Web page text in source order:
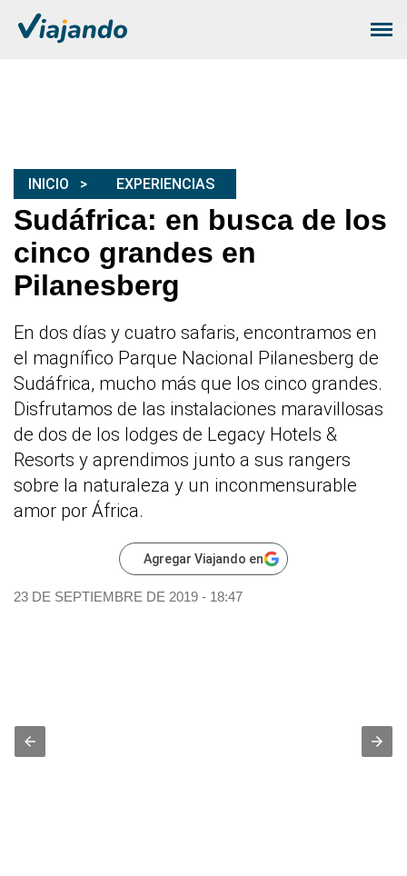
INICIO EXPERIENCIAS
Sudáfrica: en busca de los
cinco grandes en
Pilanesberg
En dos días y cuatro safaris, encontramos en
el magnífico Parque Nacional Pilanesberg de
Sudáfrica, mucho más que los cinco grandes.
Disfrutamos de las instalaciones maravillosas
de dos de los lodges de Legacy Hotels &
Resorts y aprendimos junto a sus rangers
sobre la naturaleza y un inconmensurable
amor por África.
Agregar Viajando en
23 DE SEPTIEMBRE DE 2019 - 18:47